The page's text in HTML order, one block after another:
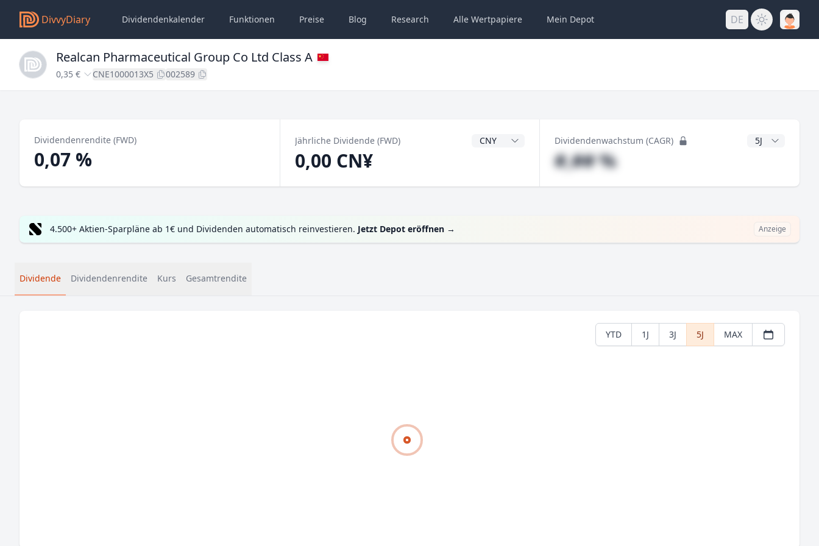
DivvyDiary Dividendenkalender Funktionen Preise Blog Research Alle Wertpapiere Mein Depot DE
Realcan Pharmaceutical Group Co Ltd Class A
0,35 € CNE1000013X5 002589
Dividendenrendite (FWD)
0,07 %
Jährliche Dividende (FWD) Dividendenwährung
0,00 CN¥
Dividendenwachstum (CAGR) CAGR Jahre
#,## %
4.500+ Aktien-Sparpläne ab 1€ und Dividenden automatisch reinvestieren. Jetzt Depot eröffnen → Anzeige
Dividende Dividendenrendite Kurs Gesamtrendite
YTD 1J 3J 5J MAX